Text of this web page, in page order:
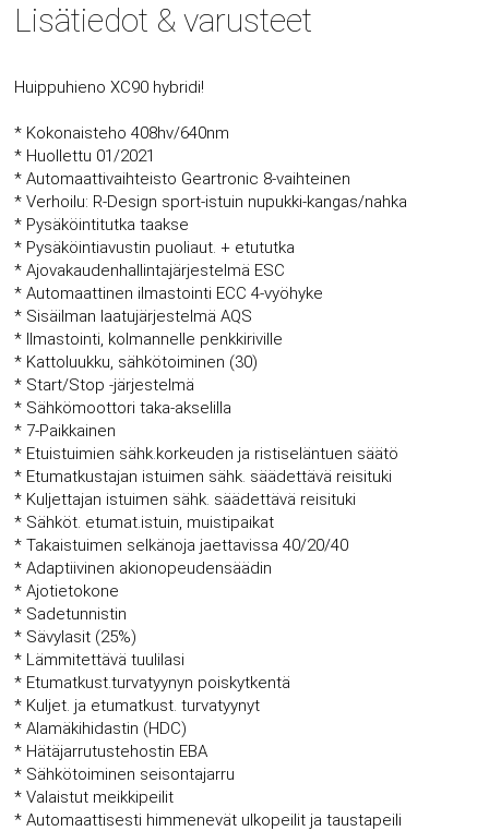
Lisätiedot & varusteet
Huippuhieno XC90 hybridi!
* Kokonaisteho 408hv/640nm
* Huollettu 01/2021
* Automaattivaihteisto Geartronic 8-vaihteinen
* Verhoilu: R-Design sport-istuin nupukki-kangas/nahka
* Pysäköintitutka taakse
* Pysäköintiavustin puoliaut. + etututka
* Ajovakaudenhallintajärjestelmä ESC
* Automaattinen ilmastointi ECC 4-vyöhyke
* Sisäilman laatujärjestelmä AQS
* Ilmastointi, kolmannelle penkkiriville
* Kattoluukku, sähkötoiminen (30)
* Start/Stop -järjestelmä
* Sähkömoottori taka-akselilla
* 7-Paikkainen
* Etuistuimien sähk.korkeuden ja ristiseläntuen säätö
* Etumatkustajan istuimen sähk. säädettävä reisituki
* Kuljettajan istuimen sähk. säädettävä reisituki
* Sähköt. etumat.istuin, muistipaikat
* Takaistuimen selkänoja jaettavissa 40/20/40
* Adaptiivinen akionopeudensäädin
* Ajotietokone
* Sadetunnistin
* Sävylasit (25%)
* Lämmitettävä tuulilasi
* Etumatkust.turvatyynyn poiskytkentä
* Kuljet. ja etumatkust. turvatyynyt
* Alamäkihidastin (HDC)
* Hätäjarrutustehostin EBA
* Sähkötoiminen seisontajarru
* Valaistut meikkipeilit
* Automaattisesti himmenevät ulkopeilit ja taustapeili